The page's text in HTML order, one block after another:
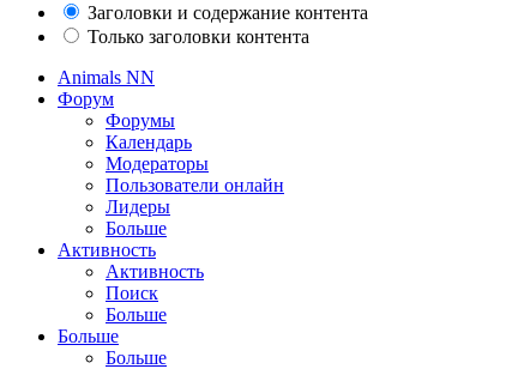
Заголовки и содержание контента
Только заголовки контента
Animals NN
Форум
Форумы
Календарь
Модераторы
Пользователи онлайн
Лидеры
Больше
Активность
Активность
Поиск
Больше
Больше
Больше